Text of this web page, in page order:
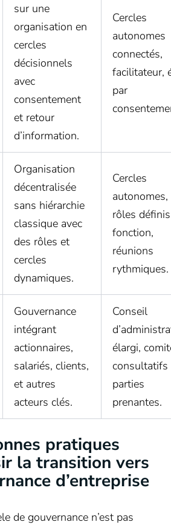
sur une
organisation en
cercles
décisionnels
avec
consentement
et retour
d’information.
Cercles
autonomes
connectés,
facilitateur,
par
Organisation
décentralisée
sans hiérarchie
classique avec
des rôles et
cercles
dynamiques.
Cercles
autonomes,
rôles
fonction,
réunions
rythmiques.
Gouvernance
intégrant
actionnaires,
salariés, clients,
et autres
acteurs clés.
Conseil
élargi,
consultatifs
parties
prenantes.
pratiques
la transition vers
d’entreprise
de gouvernance n’est pas